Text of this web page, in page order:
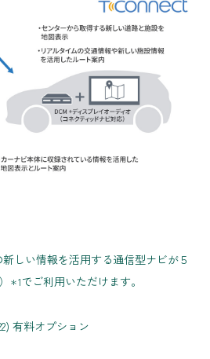
しい情報を活用する通信型ナビが５
＊1でご利用いただけます。
有料オプション